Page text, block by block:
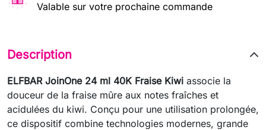
Valable sur votre prochaine commande
Description
ELFBAR JoinOne 24 ml 40K Fraise Kiwi associe la
douceur de la fraise mûre aux notes fraîches et
acidulées du kiwi. Conçu pour une utilisation prolongée,
ce dispositif combine technologies modernes, grande